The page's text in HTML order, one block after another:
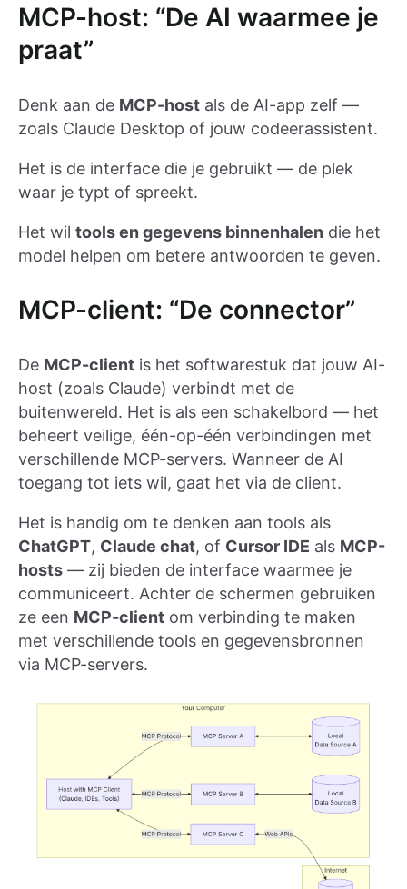
MCP-host: “De AI waarmee je
praat”
Denk aan de MCP-host als de AI-app zelf —
zoals Claude Desktop of jouw codeerassistent.
Het is de interface die je gebruikt — de plek
waar je typt of spreekt.
Het wil tools en gegevens binnenhalen die het
model helpen om betere antwoorden te geven.
MCP-client: “De connector”
De MCP-client is het softwarestuk dat jouw AI-
host (zoals Claude) verbindt met de
buitenwereld. Het is als een schakelbord — het
beheert veilige, één-op-één verbindingen met
verschillende MCP-servers. Wanneer de AI
toegang tot iets wil, gaat het via de client.
Het is handig om te denken aan tools als
ChatGPT, Claude chat, of Cursor IDE als MCP-
hosts — zij bieden de interface waarmee je
communiceert. Achter de schermen gebruiken
ze een MCP-client om verbinding te maken
met verschillende tools en gegevensbronnen
via MCP-servers.